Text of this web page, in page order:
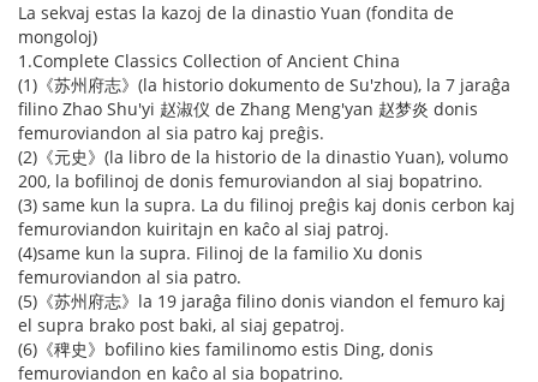
La sekvaj estas la kazoj de la dinastio Yuan (fondita de
mongoloj)
1.Complete Classics Collection of Ancient China
(1)《苏州府志》(la historio dokumento de Su'zhou), la 7 jaraĝa
filino Zhao Shu'yi 赵淑仪 de Zhang Meng'yan 赵梦炎 donis
femuroviandon al sia patro kaj preĝis.
(2)《元史》(la libro de la historio de la dinastio Yuan), volumo
200, la bofilinoj de donis femuroviandon al siaj bopatrino.
(3) same kun la supra. La du filinoj preĝis kaj donis cerbon kaj
femuroviandon kuiritajn en kaĉo al siaj patroj.
(4)same kun la supra. Filinoj de la familio Xu donis
femuroviandon al sia patro.
(5)《苏州府志》la 19 jaraĝa filino donis viandon el femuro kaj
el supra brako post baki, al siaj gepatroj.
(6)《稗史》bofilino kies familinomo estis Ding, donis
femuroviandon en kaĉo al sia bopatrino.